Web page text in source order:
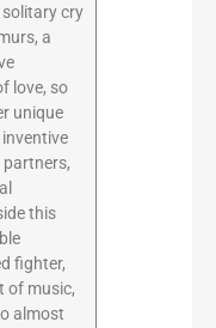
solitary cry
a
love, so
unique
this
fighter,
of music,
almost